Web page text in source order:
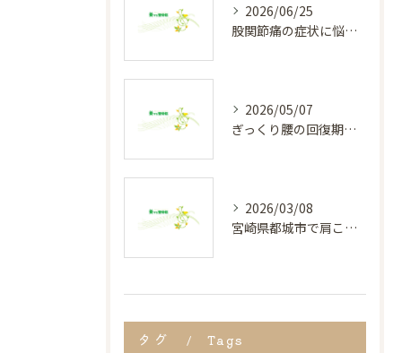
2026/06/25
股関節痛の症状に悩む方へ宮崎県都城市で見逃しがちなサインと早期改善のポイント
2026/05/07
ぎっくり腰の回復期間と正しい対処法
2026/03/08
宮崎県都城市で肩こりに悩む人向け治療法と通いやすさ徹底解説
タグ Tags